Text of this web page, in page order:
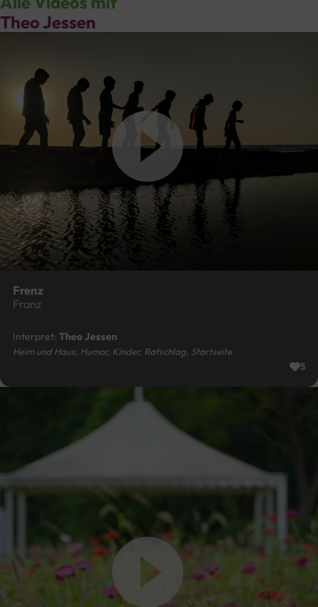
Theo Jessen
Frenz
Franz
Interpret:Theo Jessen
Heim und Haus, Humor, Kinder, Ratschlag, Startseite
5